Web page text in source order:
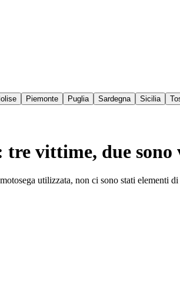
Piemonte Puglia Sardegna Sicilia
tre vittime, due
utilizzata, non ci sono stati elementi